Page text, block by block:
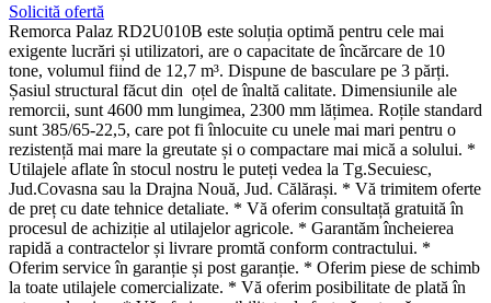
Solicită ofertă
Remorca Palaz RD2U010B este soluția optimă pentru cele mai
exigente lucrări și utilizatori, are o capacitate de încărcare de 10
tone, volumul fiind de 12,7 m³. Dispune de basculare pe 3 părți.
Șasiul structural făcut din oțel de înaltă calitate. Dimensiunile ale
remorcii, sunt 4600 mm lungimea, 2300 mm lățimea. Roțile standard
sunt 385/65-22,5, care pot fi înlocuite cu unele mai mari pentru o
rezistență mai mare la greutate și o compactare mai mică a solului. *
Utilajele aflate în stocul nostru le puteți vedea la Tg.Secuiesc,
Jud.Covasna sau la Drajna Nouă, Jud. Călărași. * Vă trimitem oferte
de preț cu date tehnice detaliate. * Vă oferim consultață gratuită în
procesul de achiziție al utilajelor agricole. * Garantăm încheierea
rapidă a contractelor și livrare promtă conform contractului. *
Oferim service în garanție și post garanție. * Oferim piese de schimb
la toate utilajele comercializate. * Vă oferim posibilitate de plată în